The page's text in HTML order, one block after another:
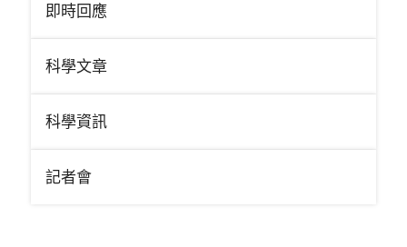
即時回應
科學文章
科學資訊
記者會